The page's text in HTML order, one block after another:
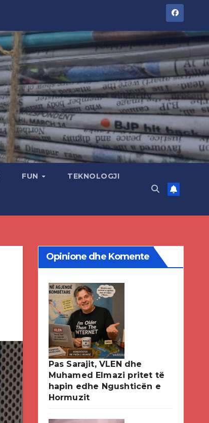
FUN TEKNOLOGJI
Opinione dhe Komente
Pas Sarajit, VLEN dhe
Muhamed Elmazi pritet të
hapin edhe Ngushticën e
Hormuzit